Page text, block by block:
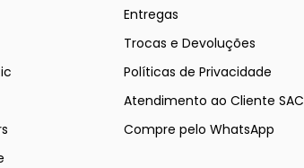
Entregas
Trocas e Devoluções
Políticas de Privacidade
Atendimento ao Cliente SAC
Compre pelo WhatsApp